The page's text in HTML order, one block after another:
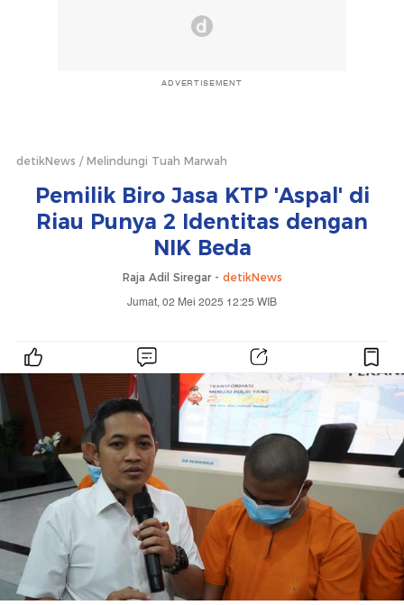
ADVERTISEMENT
detikNews Melindungi Tuah Marwah
Pemilik Biro Jasa KTP 'Aspal' di
Riau Punya 2 Identitas dengan
NIK Beda
Raja Adil Siregar - detikNews
Jumat, 02 Mei 2025 12:25 WIB